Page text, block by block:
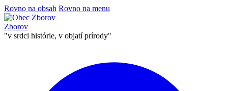
Rovno na obsah Rovno na menu
Zborov
"v srdci histórie, v objatí prírody"